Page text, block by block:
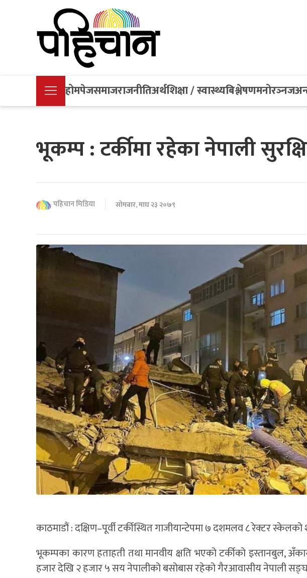
होमपेजसमाजराजनीतिअर्थशिक्षा / स्वास्थ्यबिश्लेषणमनोरञ्नज
भूकम्प : टर्कीमा रहेका नेपाली
पहिचान मिडिया सोमबार, माघ २३ २०७९
काठमाडौं : दक्षिण–पूर्वी टर्कीस्थित गाजीयान्टेपमा ७ दशमलव ८ रेक्टर
भूकम्पका कारण हताहती तथा मानवीय क्षति भएको टर्कीको इस्तानबुल,
हजार देखि २ हजार ५ सय नेपालीको बसोबास रहेको गैरआवासीय नेपाली